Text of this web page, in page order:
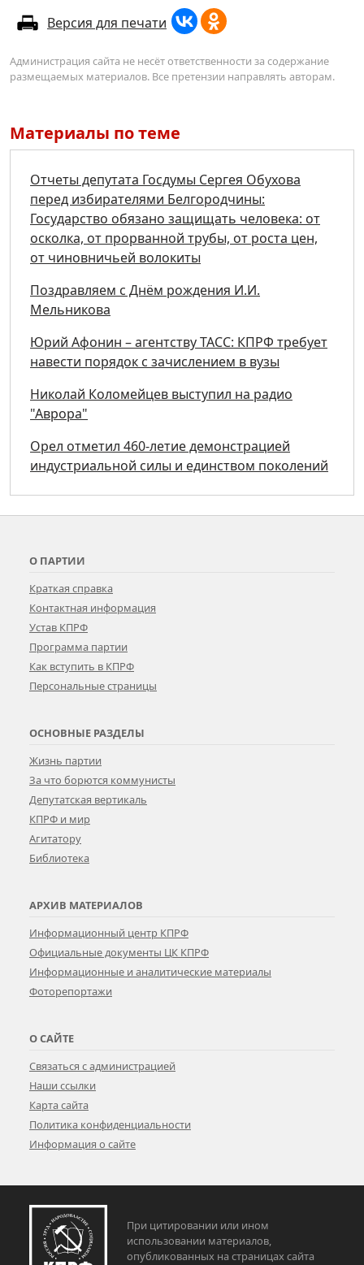
Версия для печати
Администрация сайта не несёт ответственности за содержание
размещаемых материалов. Все претензии направлять авторам.
Материалы по теме
Отчеты депутата Госдумы Сергея Обухова
перед избирателями Белгородчины:
Государство обязано защищать человека: от
осколка, от прорванной трубы, от роста цен,
от чиновничьей волокиты
Поздравляем с Днём рождения И.И.
Мельникова
Юрий Афонин – агентству ТАСС: КПРФ требует
навести порядок с зачислением в вузы
Николай Коломейцев выступил на радио
"Аврора"
Орел отметил 460-летие демонстрацией
индустриальной силы и единством поколений
О ПАРТИИ
Краткая справка
Контактная информация
Устав КПРФ
Программа партии
Как вступить в КПРФ
Персональные страницы
ОСНОВНЫЕ РАЗДЕЛЫ
Жизнь партии
За что борются коммунисты
Депутатская вертикаль
КПРФ и мир
Агитатору
Библиотека
АРХИВ МАТЕРИАЛОВ
Информационный центр КПРФ
Официальные документы ЦК КПРФ
Информационные и аналитические материалы
Фоторепортажи
О САЙТЕ
Связаться с администрацией
Наши ссылки
Карта сайта
Политика конфиденциальности
Информация о сайте
При цитировании или ином
использовании материалов,
опубликованных на страницах сайта